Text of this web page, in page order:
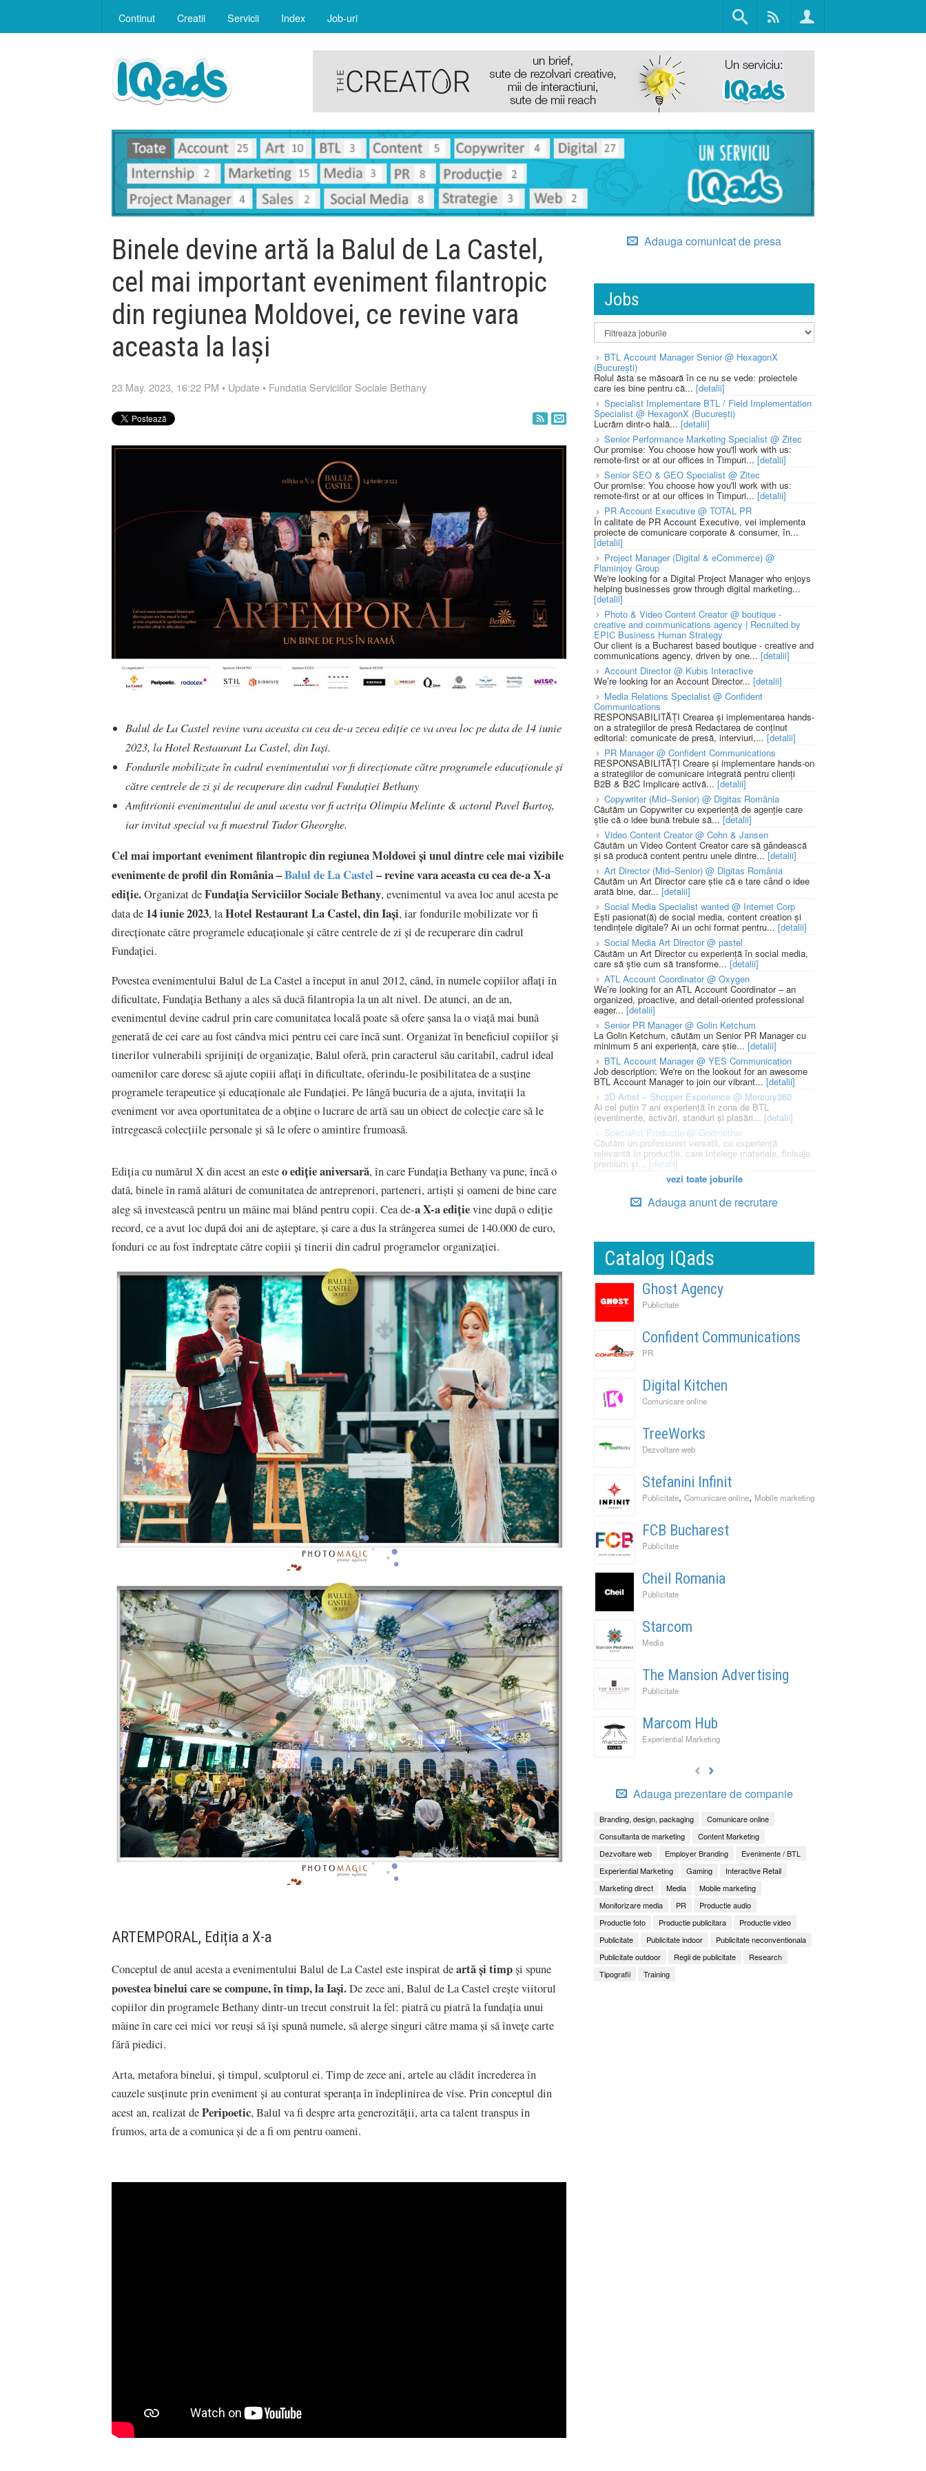
Continut Creatii Servicii Index Job-uri
Binele devine artă la Balul de La Castel,
cel mai important eveniment filantropic
din regiunea Moldovei, ce revine vara
aceasta la Iași
23 May. 2023, 16:22 PM • Update • Fundatia Serviciilor Sociale Bethany
Balul de La Castel revine vara aceasta cu cea de-a zecea ediție ce va avea loc pe data de 14 iunie
2023, la Hotel Restaurant La Castel, din Iași.
Fondurile mobilizate în cadrul evenimentului vor fi direcționate către programele educaționale și
către centrele de zi și de recuperare din cadrul Fundației Bethany
Amfitrionii evenimentului de anul acesta vor fi actrița Olimpia Melinte & actorul Pavel Bartoș,
iar invitat special va fi maestrul Tudor Gheorghe.
Cel mai important eveniment filantropic din regiunea Moldovei și unul dintre cele mai vizibile
evenimente de profil din România –Balul de La Castel – revine vara aceasta cu cea de-a X-a
ediție.Organizat deFundația Serviciilor Sociale Bethany, evenimentul va avea loc anul acesta pe
data de 14 iunie 2023, laHotel Restaurant La Castel, din Iași, iar fondurile mobilizate vor fi
direcționate către programele educaționale și către centrele de zi și de recuperare din cadrul
Fundației.
Povestea evenimentului Balul de La Castel a început în anul 2012, când, în numele copiilor aflați în
dificultate, Fundația Bethany a ales să ducă filantropia la un alt nivel. De atunci, an de an,
evenimentul devine cadrul prin care comunitatea locală poate să ofere șansa la o viață mai bună
generată de cei care au fost cândva mici pentru cei care încă sunt. Organizat în beneficiul copiilor și
tinerilor vulnerabili sprijiniți de organizație, Balul oferă, prin caracterul său caritabil, cadrul ideal
oamenilor care doresc să ajute copiii aflați în dificultate, oferindu-le posibilitatea de a susține
programele terapeutice și educaționale ale Fundației. Pe lângă bucuria de a ajuta, invitații la
eveniment vor avea oportunitatea de a obține o lucrare de artă sau un obiect de colecție care să le
întregească colecțiile personale și să le ofere o amintire frumoasă.
Ediția cu numărul X din acest an esteo ediție aniversară, în care Fundația Bethany va pune, încă o
dată, binele în ramă alături de comunitatea de antreprenori, parteneri, artiști și oameni de bine care
aleg să investească pentru un mâine mai blând pentru copii. Cea de-a X-a edițievine după o ediție
record, ce a avut loc după doi ani de așteptare, și care a dus la strângerea sumei de 140.000 de euro,
fonduri ce au fost îndreptate către copiii și tinerii din cadrul programelor organizației.
ARTEMPORAL, Ediția a X-a
Conceptul de anul acesta a evenimentului Balul de La Castel este inspirat deartă și timpși spune
povestea binelui care se compune, în timp, la Iași.De zece ani, Balul de La Castel crește viitorul
copiilor din programele Bethany dintr-un trecut construit la fel: piatră cu piatră la fundația unui
mâine în care cei mici vor reuși să își spună numele, să alerge singuri către mama și să învețe carte
fără piedici.
Arta, metafora binelui, și timpul, sculptorul ei. Timp de zece ani, artele au clădit încrederea în
cauzele susținute prin eveniment și au conturat speranța în îndeplinirea de vise. Prin conceptul din
acest an, realizat dePeripoetic, Balul va fi despre arta generozității, arta ca talent transpus în
frumos, arta de a comunica și de a fi om pentru oameni.
Adauga comunicat de presa
Jobs
BTL Account Manager Senior @ HexagonX
(București)
Rolul ăsta se măsoară în ce nu se vede: proiectele
care ies bine pentru că... [detalii]
Specialist Implementare BTL / Field Implementation
Specialist @ HexagonX (București)
Lucrăm dintr-o hală... [detalii]
Senior Performance Marketing Specialist @ Zitec
Our promise: You choose how you'll work with us:
remote-first or at our offices in Timpuri... [detalii]
Senior SEO & GEO Specialist @ Zitec
Our promise: You choose how you'll work with us:
remote-first or at our offices in Timpuri... [detalii]
PR Account Executive @ TOTAL PR
În calitate de PR Account Executive, vei implementa
proiecte de comunicare corporate & consumer, în...
[detalii]
Project Manager (Digital & eCommerce) @
Flaminjoy Group
We're looking for a Digital Project Manager who enjoys
helping businesses grow through digital marketing...
[detalii]
Photo & Video Content Creator @ boutique -
creative and communications agency | Recruited by
EPIC Business Human Strategy
Our client is a Bucharest based boutique - creative and
communications agency, driven by one... [detalii]
Account Director @ Kubis Interactive
We’re looking for an Account Director... [detalii]
Media Relations Specialist @ Confident
Communications
RESPONSABILITĂȚI Crearea și implementarea hands-
on a strategiilor de presă Redactarea de conținut
editorial: comunicate de presă, interviuri,... [detalii]
PR Manager @ Confident Communications
RESPONSABILITĂȚI Creare și implementare hands-on
a strategiilor de comunicare integrată pentru clienți
B2B & B2C Implicare activă... [detalii]
Copywriter (Mid–Senior) @ Digitas România
Căutăm un Copywriter cu experiență de agenție care
știe că o idee bună trebuie să... [detalii]
Video Content Creator @ Cohn & Jansen
Căutăm un Video Content Creator care să gândească
și să producă content pentru unele dintre... [detalii]
Art Director (Mid–Senior) @ Digitas România
Căutăm un Art Director care știe că e tare când o idee
arată bine, dar... [detalii]
Social Media Specialist wanted @ Internet Corp
Ești pasionat(ă) de social media, content creation și
tendințele digitale? Ai un ochi format pentru... [detalii]
Social Media Art Director @ pastel
Căutăm un Art Director cu experiență în social media,
care să știe cum să transforme... [detalii]
ATL Account Coordinator @ Oxygen
We’re looking for an ATL Account Coordinator – an
organized, proactive, and detail-oriented professional
eager... [detalii]
Senior PR Manager @ Golin Ketchum
La Golin Ketchum, căutăm un Senior PR Manager cu
minimum 5 ani experiență, care știe... [detalii]
BTL Account Manager @ YES Communication
Job description: We're on the lookout for an awesome
BTL Account Manager to join our vibrant... [detalii]
3D Artist – Shopper Experience @ Mercury360
Ai cel puțin 7 ani experiență în zona de BTL
(evenimente, activări, standuri și plasări... [detalii]
Specialist Productie @ Godmother
Căutăm un profesionist versatil, cu experiență
relevantă în producție, care înțelege materiale, finisaje
premium și... [detalii]
vezi toate joburile
Adauga anunt de recrutare
Catalog IQads
Ghost Agency
Publicitate
Confident Communications
PR
Digital Kitchen
Comunicare online
TreeWorks
Dezvoltare web
Stefanini Infinit
Publicitate, Comunicare online, Mobile marketing
FCB Bucharest
Publicitate
Cheil Romania
Publicitate
Starcom
Media
The Mansion Advertising
Publicitate
Marcom Hub
Experiential Marketing
Adauga prezentare de companie
Branding, design, packaging
Comunicare online
Consultanta de marketing
Content Marketing
Dezvoltare web
Employer Branding
Evenimente / BTL
Experiential Marketing
Gaming
Interactive Retail
Marketing direct
Media
Mobile marketing
Monitorizare media
PR
Productie audio
Productie foto
Productie publicitara
Productie video
Publicitate
Publicitate indoor
Publicitate neconventionala
Publicitate outdoor
Regii de publicitate
Research
Tipografii
Training